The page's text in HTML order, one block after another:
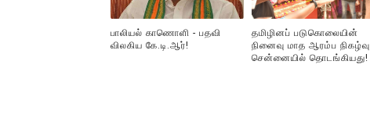
பாலியல் காணொளி - பதவி
விலகிய கே.டி.ஆர்!
தமிழினப் படுகொலையின்
நினைவு மாத ஆரம்ப நிகழ்வு
சென்னையில் தொடங்கியது!